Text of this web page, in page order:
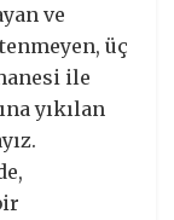
ve
üç
ile
yıkılan